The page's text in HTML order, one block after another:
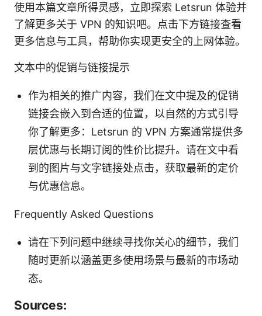
使用本篇文章所得灵感，立即探索 Letsrun 体验并
了解更多关于 VPN 的知识吧。点击下方链接查看
更多信息与工具，帮助你实现更安全的上网体验。
文本中的促销与链接提示
作为相关的推广内容，我们在文中提及的促销
链接会嵌入到合适的位置，以自然的方式引导
你了解更多：Letsrun 的 VPN 方案通常提供多
层优惠与长期订阅的性价比提升。请在文中看
到的图片与文字链接处点击，获取最新的定价
与优惠信息。
Frequently Asked Questions
请在下列问题中继续寻找你关心的细节，我们
随时更新以涵盖更多使用场景与最新的市场动
态。
Sources: